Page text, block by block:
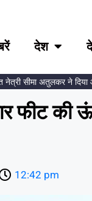
देश
सीमा अतुलकर ने दिया
फीट की
12:42 pm